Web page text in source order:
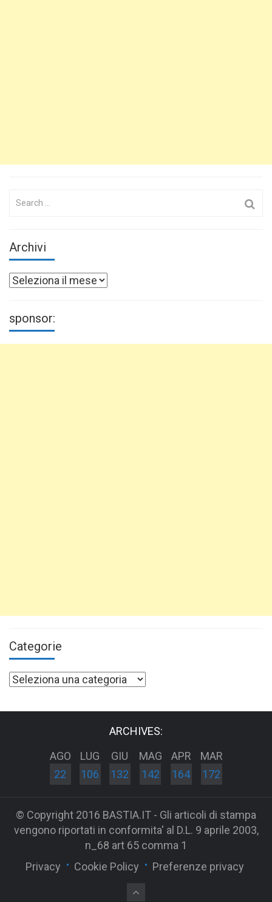
Search
Archivi
Archivi
sponsor:
Categorie
Categorie
ARCHIVES:
AGO
22
LUG
106
GIU
132
MAG
142
APR
164
MAR
172
© Copyright 2016 BASTIA.IT - Gli articoli di stampa
vengono riportati in conformita' al D.L. 9 aprile 2003,
n_68 art 65 comma 1
Privacy
Cookie Policy Preferenze privacy